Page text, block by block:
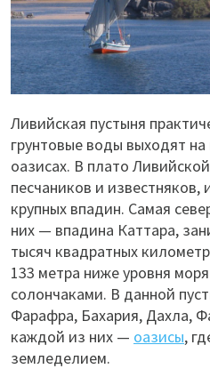
Ливийская пустыня
грунтовые воды выходят на
оазисах. В плато
песчаников и известняков,
крупных впадин. Самая
них — впадина Каттара,
тысяч квадратных
133 метра ниже уровня
солончаками. В данной
Фарафра, Бахария, Дахла,
каждой из них — оазисы,
земледелием.